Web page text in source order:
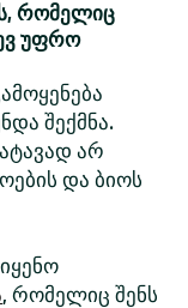
რომელიც
უფრო
შექმნა.
არ
და ბიოს
, რომელიც შენს